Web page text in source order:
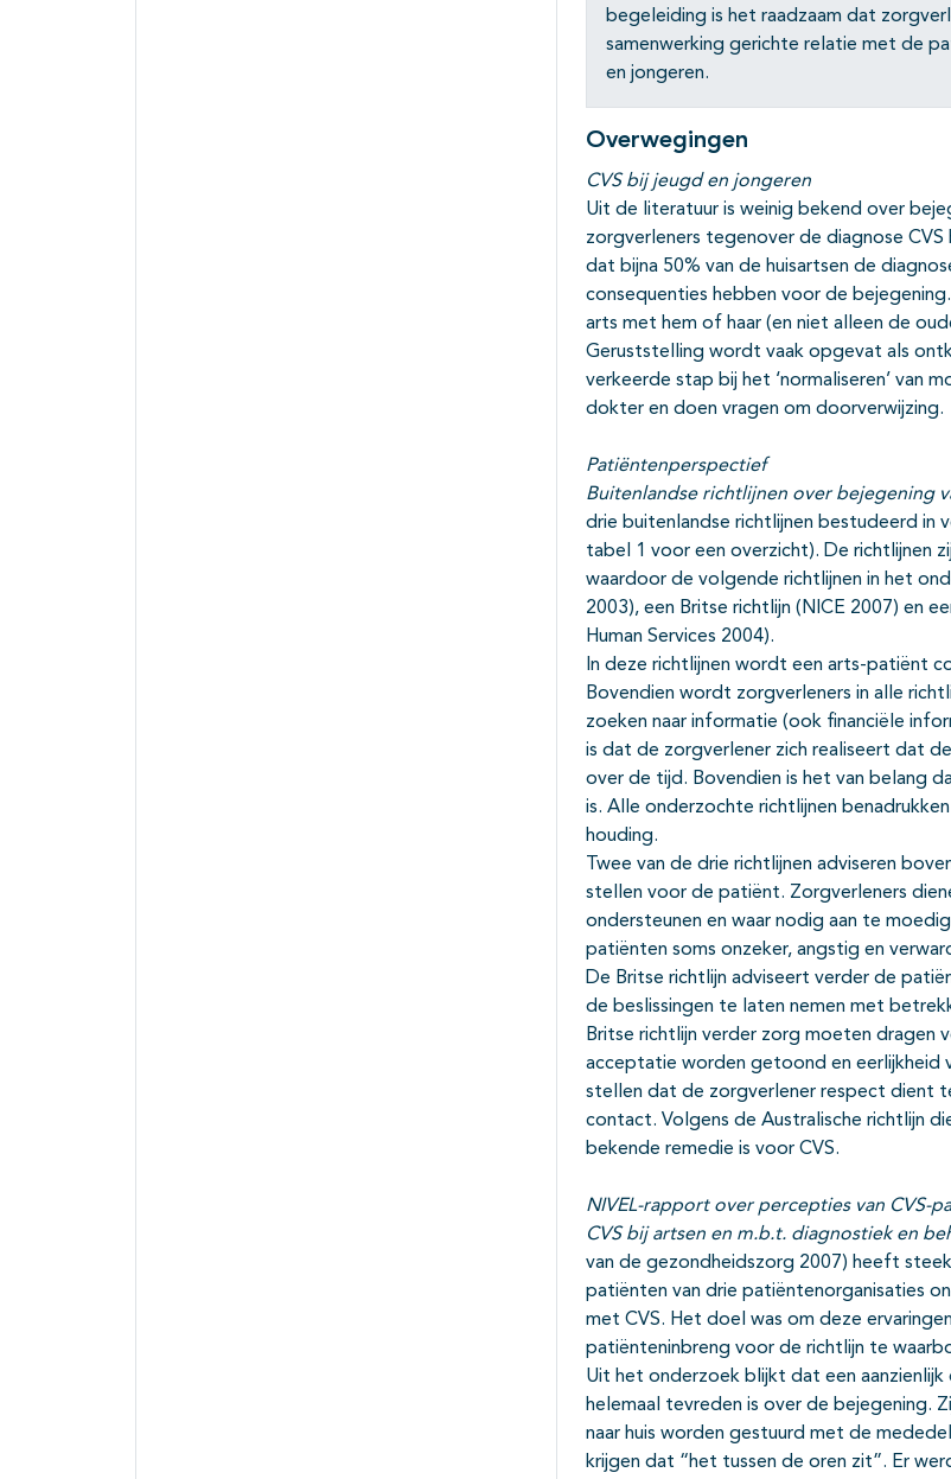
begeleiding is het raadzaam dat
samenwerking gerichte relatie met de
en jongeren.
Overwegingen
CVS bij jeugd en jongeren
Uit de literatuur is weinig bekend over
zorgverleners tegenover de diagnose
dat bijna 50% van de huisartsen de
consequenties hebben voor de
arts met hem of haar (en niet alleen de
Geruststelling wordt vaak opgevat als
verkeerde stap bij het ‘normaliseren’ van
dokter en doen vragen om doorverwijzing.
Patiëntenperspectief
Buitenlandse richtlijnen over bejegening
drie buitenlandse richtlijnen bestudeerd in
tabel 1 voor een overzicht). De richtlijnen
waardoor de volgende richtlijnen in het
2003), een Britse richtlijn (NICE 2007) en
Human Services 2004).
In deze richtlijnen wordt een arts-patiënt
Bovendien wordt zorgverleners in alle
zoeken naar informatie (ook financiële
is dat de zorgverlener zich realiseert dat
over de tijd. Bovendien is het van belang
is. Alle onderzochte richtlijnen
houding.
Twee van de drie richtlijnen adviseren
stellen voor de patiënt. Zorgverleners
ondersteunen en waar nodig aan te
patiënten soms onzeker, angstig en
De Britse richtlijn adviseert verder de
de beslissingen te laten nemen met
Britse richtlijn verder zorg moeten dragen
acceptatie worden getoond en eerlijkheid
stellen dat de zorgverlener respect dient
contact. Volgens de Australische richtlijn
bekende remedie is voor CVS.
NIVEL-rapport over percepties van CVS-
CVS bij artsen en m.b.t. diagnostiek en
van de gezondheidszorg 2007) heeft
patiënten van drie patiëntenorganisaties
met CVS. Het doel was om deze
patiënteninbreng voor de richtlijn te
Uit het onderzoek blijkt dat een
helemaal tevreden is over de bejegening.
naar huis worden gestuurd met de
krijgen dat “het tussen de oren zit”. Er